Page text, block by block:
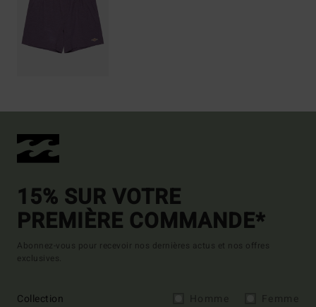
15% SUR VOTRE
PREMIÈRE COMMANDE*
Abonnez-vous pour recevoir nos dernières actus et nos offres
exclusives.
Collection